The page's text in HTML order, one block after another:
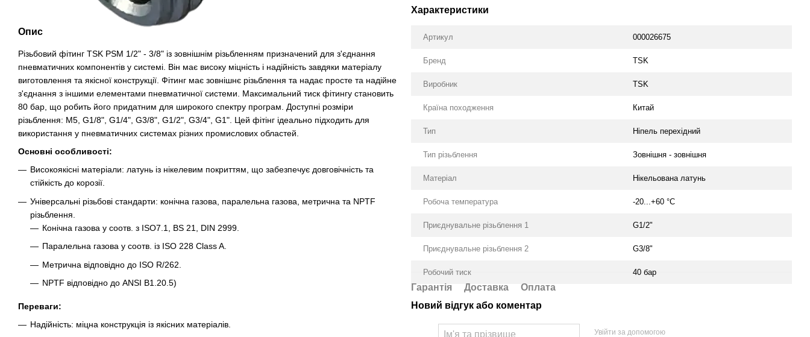
Опис
Різьбовий фітинг TSK PSM 1/2" - 3/8" із зовнішнім різьбленням призначений для з'єднання
пневматичних компонентів у системі. Він має високу міцність і надійність завдяки матеріалу
виготовлення та якісної конструкції. Фітинг має зовнішнє різьблення та надає просте та надійне
з'єднання з іншими елементами пневматичної системи. Максимальний тиск фітингу становить
80 бар, що робить його придатним для широкого спектру програм. Доступні розміри
різьблення: M5, G1/8", G1/4", G3/8", G1/2", G3/4", G1". Цей фітінг ідеально підходить для
використання у пневматичних системах різних промислових областей.
Основні особливості:
Високоякісні матеріали: латунь із нікелевим покриттям, що забезпечує довговічність та
стійкість до корозії.
Універсальні різьбові стандарти: конічна газова, паралельна газова, метрична та NPTF
різьблення.
Конічна газова у соотв. з ISO7.1, BS 21, DIN 2999.
Паралельна газова у соотв. із ISO 228 Class A.
Метрична відповідно до ISO R/262.
NPTF відповідно до ANSI B1.20.5)
Переваги:
Надійність: міцна конструкція із якісних матеріалів.
Характеристики
Артикул 000026675
Бренд TSK
Виробник TSK
Країна походження Китай
Тип Ніпель перехідний
Тип різьблення Зовнішня - зовнішня
Матеріал Нікельована латунь
Робоча температура -20...+60 °С
Приєднувальне різьблення 1 G1/2"
Приєднувальне різьблення 2 G3/8"
Робочий тиск 40 бар
Гарантія Доставка
Оплата
Новий відгук або коментар
Увійти за допомогою